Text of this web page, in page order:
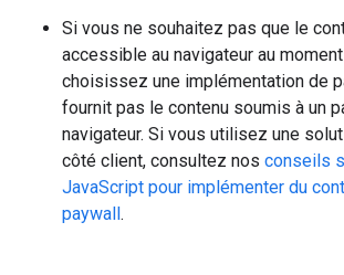
Si vous ne souhaitez pas que le
accessible au navigateur au
choisissez une implémentation de
fournit pas le contenu soumis à un
navigateur. Si vous utilisez une
côté client, consultez nos conseils
JavaScript pour implémenter du
paywall.